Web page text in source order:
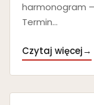
harmonogram
Termin…
Czytaj więcej→